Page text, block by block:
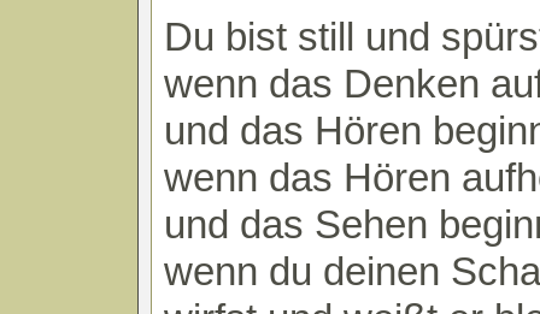
Du bist still und
wenn das Denken
und das Hören
wenn das Hören
und das Sehen
wenn du deinen